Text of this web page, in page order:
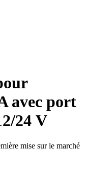
avec port
24 V
mise sur le marché